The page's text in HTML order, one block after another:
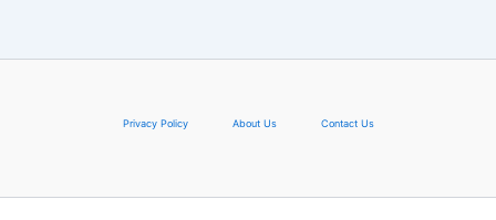
Privacy Policy About Us Contact Us